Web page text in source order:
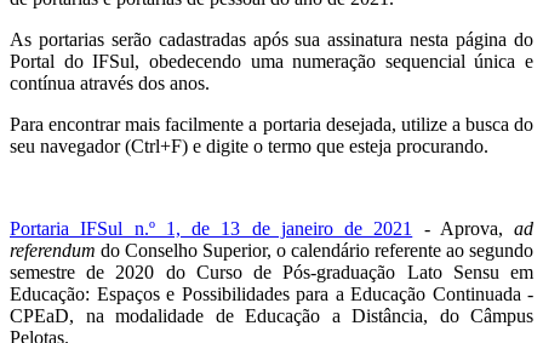
As portarias serão cadastradas após sua assinatura nesta página do
Portal do IFSul, obedecendo uma numeração sequencial única e
contínua através dos anos.
Para encontrar mais facilmente a portaria desejada, utilize a busca do
seu navegador (Ctrl+F) e digite o termo que esteja procurando.
Portaria IFSul n.º 1, de 13 de janeiro de 2021 - Aprova, ad
referendum do Conselho Superior, o calendário referente ao segundo
semestre de 2020 do Curso de Pós-graduação Lato Sensu em
Educação: Espaços e Possibilidades para a Educação Continuada -
CPEaD, na modalidade de Educação a Distância, do Câmpus
Pelotas.